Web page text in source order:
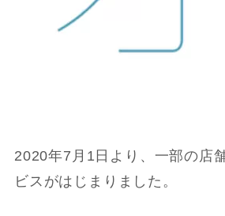
2020年7月1日より、一部の店
ビスがはじまりました。